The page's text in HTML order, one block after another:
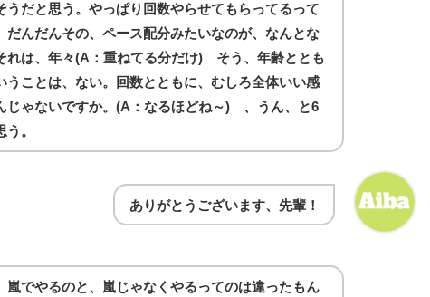
うだと思う。やっぱり回数やらせてもらってるって
だんだんその、ペース配分みたいなのが、なんとな
れは、年々(A：重ねてる分だけ) そう、年齢ととも
うことは、ない。回数とともに、むしろ全体いい感
じゃないですか。(A：なるほどね～) 、うん、と6
。
ありがとうございます、先輩！
嵐でやるのと、嵐じゃなくやるってのは違ったもん